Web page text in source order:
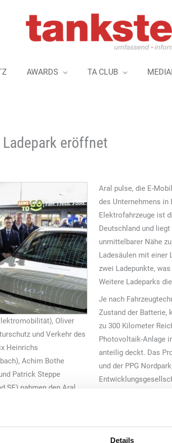
Details
AWARDS TA CLUB
eröffnet
Oliver
und Verkehr des
Heinrichs
Achim Bothe
Patrick Steppe
SE) nahmen den Aral
offiziel in Betrieb
Aral pulse, die E-
des Unternehmens in
Elektrofahrzeuge ist
Deutschland und
unmittelbarer Nähe
Ladesäulen mit einer
zwei Ladepunkte,
Weitere Ladeparks
Je nach
Zustand der Batterie,
zu 300 Kilometer
Photovoltaik-Anlage
anteilig deckt. Das
und der PPG
Ladeparks wurde
Felix Heinrichs,
wir bei der